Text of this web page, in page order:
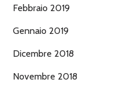
Febbraio 2019
Gennaio 2019
Dicembre 2018
Novembre 2018